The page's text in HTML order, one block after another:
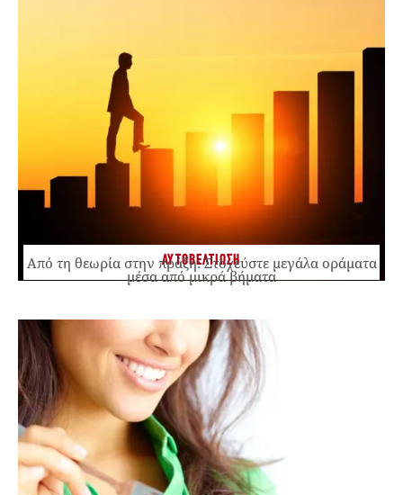
ΑΥΤΟΒΕΛΤΙΩΣΗ
Από τη θεωρία στην πράξη: Στοχεύστε μεγάλα οράματα
μέσα από μικρά βήματα